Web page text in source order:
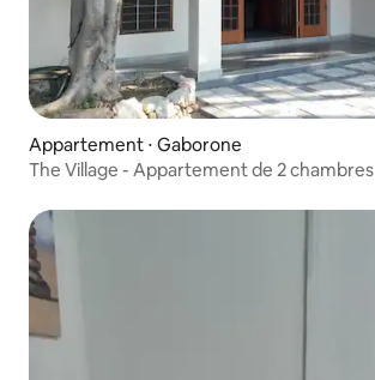
Appartement ⋅ Gaborone
The Village - Appartement de 2 chambres